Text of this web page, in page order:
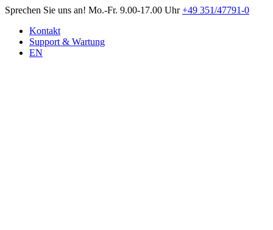
Sprechen Sie uns an! Mo.-Fr. 9.00-17.00 Uhr +49 351/47791-0
Kontakt
Support & Wartung
EN